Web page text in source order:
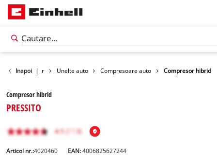
Inapoi |
timp liber Unelte auto Compresoare auto Compresor hibrid
Compresor hibrid
PRESSITO
Articol nr.:4020460 EAN:4006825627244